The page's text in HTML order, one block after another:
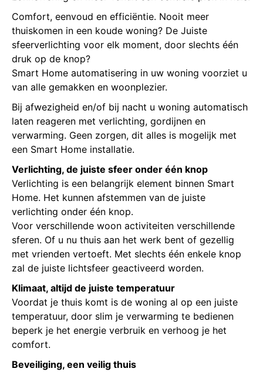
Comfort, eenvoud en efficiëntie. Nooit meer
thuiskomen in een koude woning? De Juiste
sfeerverlichting voor elk moment, door slechts één
druk op de knop?
Smart Home automatisering in uw woning voorziet u
van alle gemakken en woonplezier.
Bij afwezigheid en/of bij nacht u woning automatisch
laten reageren met verlichting, gordijnen en
verwarming. Geen zorgen, dit alles is mogelijk met
een Smart Home installatie.
Verlichting, de juiste sfeer onder één knop
Verlichting is een belangrijk element binnen Smart
Home. Het kunnen afstemmen van de juiste
verlichting onder één knop.
Voor verschillende woon activiteiten verschillende
sferen. Of u nu thuis aan het werk bent of gezellig
met vrienden vertoeft. Met slechts één enkele knop
zal de juiste lichtsfeer geactiveerd worden.
Klimaat, altijd de juiste temperatuur
Voordat je thuis komt is de woning al op een juiste
temperatuur, door slim je verwarming te bedienen
beperk je het energie verbruik en verhoog je het
comfort.
Beveiliging, een veilig thuis